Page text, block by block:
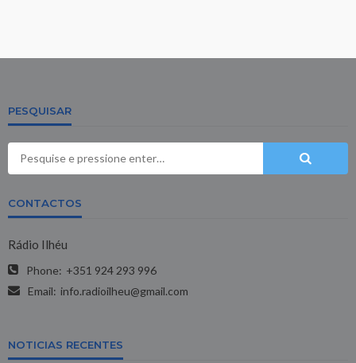
PESQUISAR
CONTACTOS
Rádio Ilhéu
Phone: +351 924 293 996
Email: info.radioilheu@gmail.com
NOTICIAS RECENTES